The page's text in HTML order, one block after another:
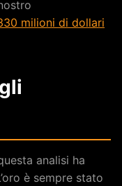
milioni di dollari
analisi ha
è sempre stato